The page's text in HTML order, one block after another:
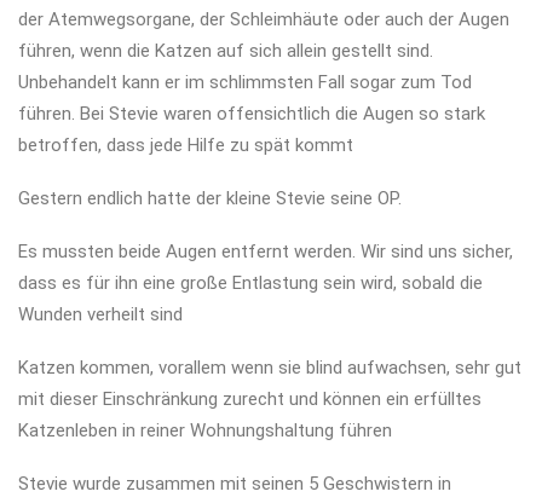
der Atemwegsorgane, der Schleimhäute oder auch der Augen
führen, wenn die Katzen auf sich allein gestellt sind.
Unbehandelt kann er im schlimmsten Fall sogar zum Tod
führen. Bei Stevie waren offensichtlich die Augen so stark
betroffen, dass jede Hilfe zu spät kommt
Gestern endlich hatte der kleine Stevie seine OP.
Es mussten beide Augen entfernt werden. Wir sind uns sicher,
dass es für ihn eine große Entlastung sein wird, sobald die
Wunden verheilt sind
Katzen kommen, vorallem wenn sie blind aufwachsen, sehr gut
mit dieser Einschränkung zurecht und können ein erfülltes
Katzenleben in reiner Wohnungshaltung führen
Stevie wurde zusammen mit seinen 5 Geschwistern in